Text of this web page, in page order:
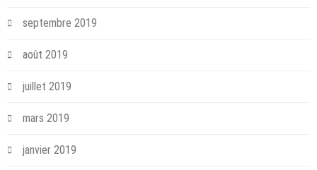
septembre 2019
août 2019
juillet 2019
mars 2019
janvier 2019